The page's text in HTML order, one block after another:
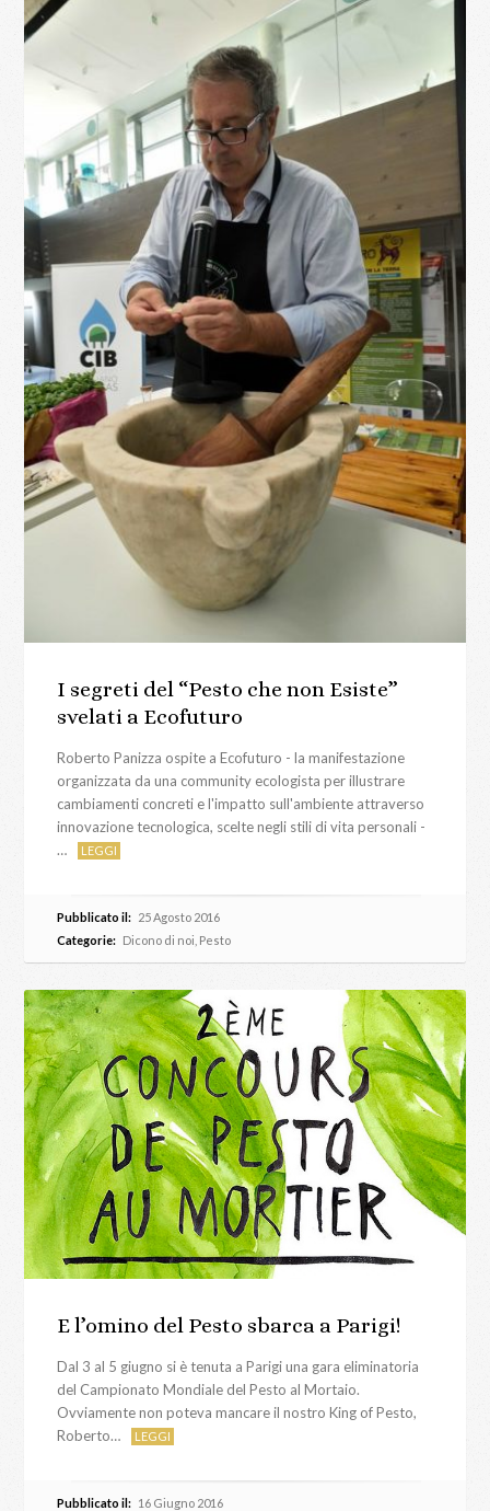
I segreti del “Pesto che non Esiste”
svelati a Ecofuturo
Roberto Panizza ospite a Ecofuturo - la manifestazione
organizzata da una community ecologista per illustrare
cambiamenti concreti e l'impatto sull'ambiente attraverso
innovazione tecnologica, scelte negli stili di vita personali -
…
LEGGI
Pubblicato il: 25 Agosto 2016
Categorie: Dicono di noi Pesto
E l’omino del Pesto sbarca a Parigi!
Dal 3 al 5 giugno si è tenuta a Parigi una gara eliminatoria
del Campionato Mondiale del Pesto al Mortaio.
Ovviamente non poteva mancare il nostro King of Pesto,
Roberto…
LEGGI
Pubblicato il: 16 Giugno 2016